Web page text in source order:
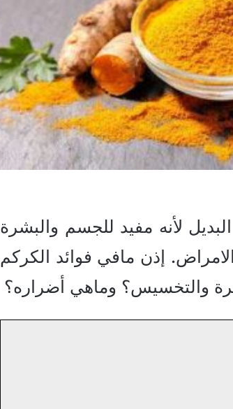
لأنه مفيد للجسم والبشرة
إذن مافي فوائد الكركم
والتخسيس؟ وماهي أضراره؟